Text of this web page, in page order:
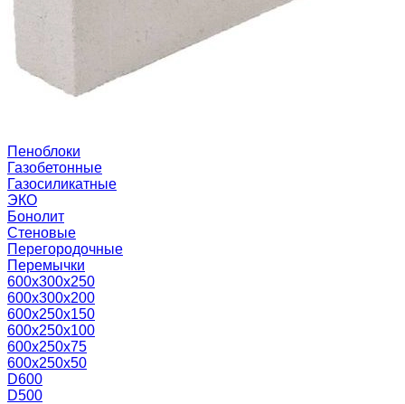
Пеноблоки
Газобетонные
Газосиликатные
ЭКО
Бонолит
Стеновые
Перегородочные
Перемычки
600х300х250
600х300х200
600х250х150
600х250х100
600х250х75
600х250х50
D600
D500